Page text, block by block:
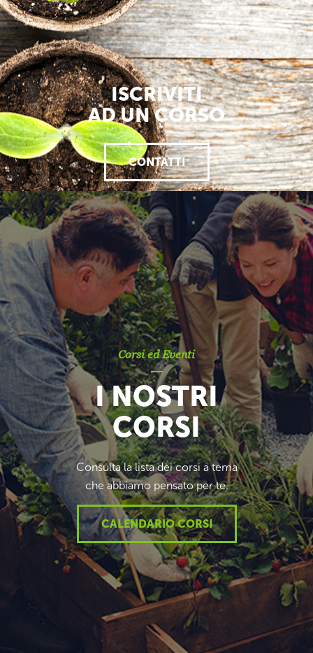
ISCRIVITI
AD UN CORSO
CONTATTI
Corsi ed Eventi
I NOSTRI
CORSI
Consulta la lista dei corsi a tema
che abbiamo pensato per te.
CALENDARIO CORSI